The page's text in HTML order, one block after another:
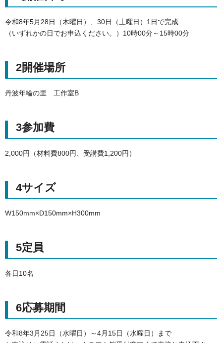
令和8年5月28日（木曜日）、30日（土曜日）1日で完成
（いずれかの日でお申込ください。）10時00分～15時00分
2開催場所
丹波年輪の里 工作室B
3参加費
2,000円（材料費800円、受講費1,200円）
4サイズ
W150mm×D150mm×H300mm
5定員
各日10名
6応募期間
令和8年3月25日（水曜日）～4月15日（水曜日）まで